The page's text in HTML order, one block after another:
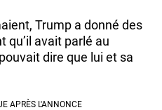
Trump a donné des
qu’il avait parlé au
dire que lui et sa